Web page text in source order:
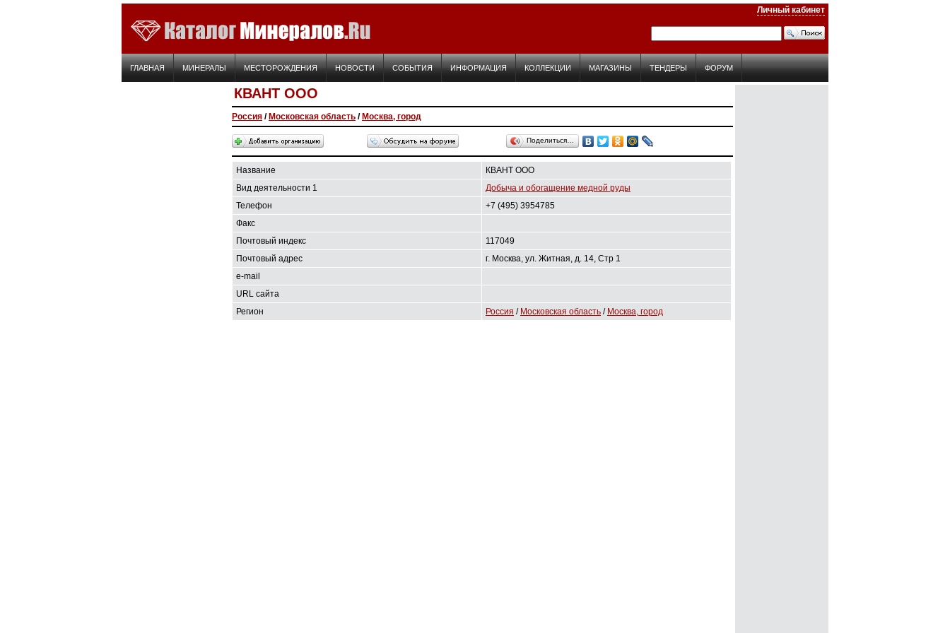
Личный кабинет
ГЛАВНАЯ МИНЕРАЛЫ МЕСТОРОЖДЕНИЯ НОВОСТИ СОБЫТИЯ ИНФОРМАЦИЯ КОЛЛЕКЦИИ МАГАЗИНЫ ТЕНДЕРЫ ФОРУМ
КВАНТ ООО
Россия / Московская область / Москва, город
Поделиться…
Название
КВАНТ ООО
Вид деятельности 1
Добыча и обогащение медной руды
Телефон
+7 (495) 3954785
Факс
Почтовый индекс
117049
Почтовый адрес
г. Москва, ул. Житная, д. 14, Стр 1
e-mail
URL сайта
Регион
Россия / Московская область / Москва, город